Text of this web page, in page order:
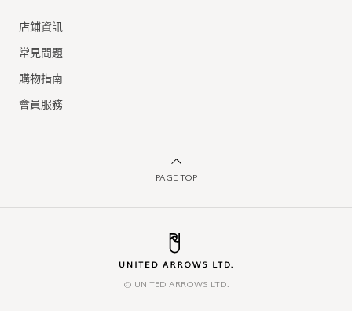
店鋪資訊
常見問題
購物指南
會員服務
PAGE TOP
© UNITED ARROWS LTD.